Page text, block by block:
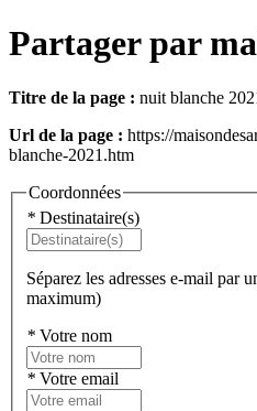
Partager par
Titre de la page : nuit blanche
Url de la page : https://
blanche-2021.htm
Coordonnées
* Destinataire(s)
Séparez les adresses e-mail par
maximum)
* Votre nom
* Votre email